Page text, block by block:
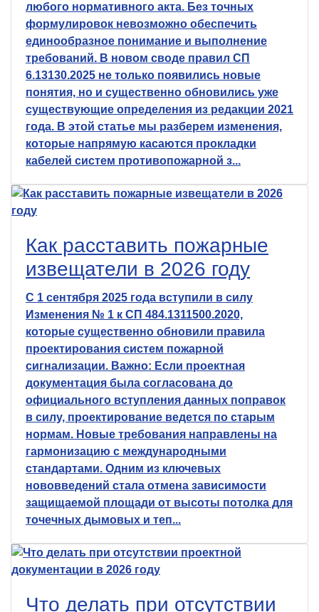
любого нормативного акта. Без точных
формулировок невозможно обеспечить
единообразное понимание и выполнение
требований. В новом своде правил СП
6.13130.2025 не только появились новые
понятия, но и существенно обновились уже
существующие определения из редакции 2021
года. В этой статье мы разберем изменения,
которые напрямую касаются прокладки
кабелей систем противопожарной з...
Как расставить пожарные
извещатели в 2026 году
С 1 сентября 2025 года вступили в силу
Изменения № 1 к СП 484.1311500.2020,
которые существенно обновили правила
проектирования систем пожарной
сигнализации. Важно: Если проектная
документация была согласована до
официального вступления данных поправок
в силу, проектирование ведется по старым
нормам. Новые требования направлены на
гармонизацию с международными
стандартами. Одним из ключевых
нововведений стала отмена зависимости
защищаемой площади от высоты потолка для
точечных дымовых и теп...
Что делать при отсутствии